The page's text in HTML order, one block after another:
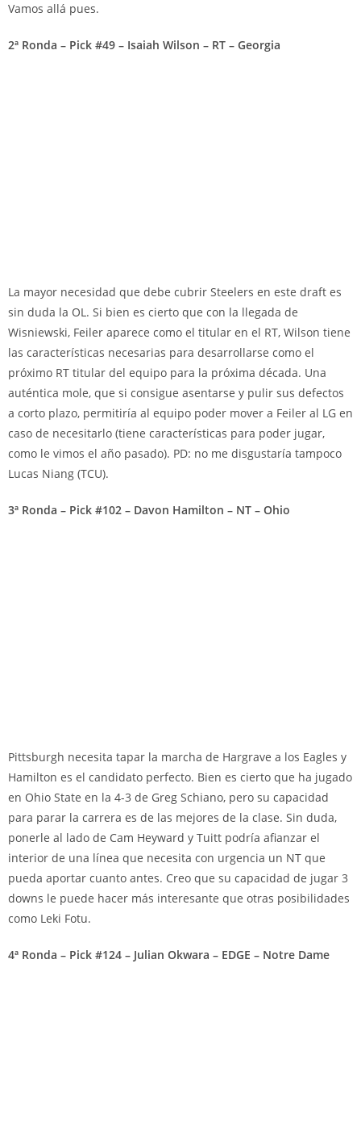
Vamos allá pues.
2ª Ronda – Pick #49 – Isaiah Wilson – RT – Georgia
La mayor necesidad que debe cubrir Steelers en este draft es
sin duda la OL. Si bien es cierto que con la llegada de
Wisniewski, Feiler aparece como el titular en el RT, Wilson tiene
las características necesarias para desarrollarse como el
próximo RT titular del equipo para la próxima década. Una
auténtica mole, que si consigue asentarse y pulir sus defectos
a corto plazo, permitiría al equipo poder mover a Feiler al LG en
caso de necesitarlo (tiene características para poder jugar,
como le vimos el año pasado). PD: no me disgustaría tampoco
Lucas Niang (TCU).
3ª Ronda – Pick #102 – Davon Hamilton – NT – Ohio
Pittsburgh necesita tapar la marcha de Hargrave a los Eagles y
Hamilton es el candidato perfecto. Bien es cierto que ha jugado
en Ohio State en la 4-3 de Greg Schiano, pero su capacidad
para parar la carrera es de las mejores de la clase. Sin duda,
ponerle al lado de Cam Heyward y Tuitt podría afianzar el
interior de una línea que necesita con urgencia un NT que
pueda aportar cuanto antes. Creo que su capacidad de jugar 3
downs le puede hacer más interesante que otras posibilidades
como Leki Fotu.
4ª Ronda – Pick #124 – Julian Okwara – EDGE – Notre Dame